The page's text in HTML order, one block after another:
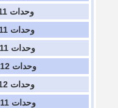
وحدات PLC 6ES5467-8EA11
وحدات PLC 6ES5760-0HA11
وحدات PLC 6ES5464-8ME11
وحدات PLC 6ES5470-8MA12
وحدات PLC 6ES5437-8EA12
وحدات PLC 6ES5450-8MD11